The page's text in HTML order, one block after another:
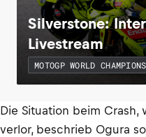
Silverstone:
Livestream
MOTOGP WORLD
Die Situation beim Crash,
verlor, beschrieb Ogura